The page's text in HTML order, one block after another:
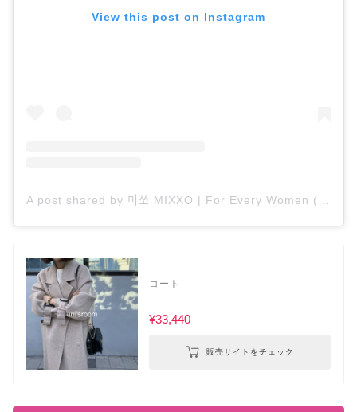
View this post on Instagram
コート
¥33,440
販売サイトをチェック